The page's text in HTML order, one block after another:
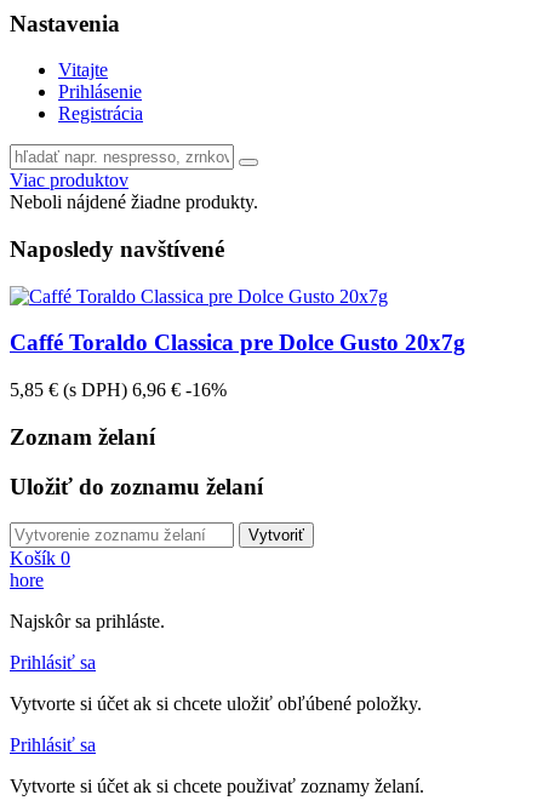
Nastavenia
Vitajte
Prihlásenie
Registrácia
Viac produktov
Neboli nájdené žiadne produkty.
Naposledy navštívené
Caffé Toraldo Classica pre Dolce Gusto 20x7g
5,85 € (s DPH) 6,96 € -16%
Zoznam želaní
Uložiť do zoznamu želaní
Vytvoriť
Košík 0
hore
Najskôr sa prihláste.
Prihlásiť sa
Vytvorte si účet ak si chcete uložiť obľúbené položky.
Prihlásiť sa
Vytvorte si účet ak si chcete použivať zoznamy želaní.